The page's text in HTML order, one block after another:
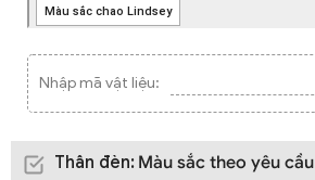
Nhập mã vật liệu:
Thân đèn: Màu sắc theo yêu cầu